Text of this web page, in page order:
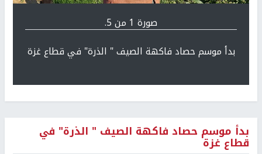
صورة 1 من 5.
بدأ موسم حصاد فاكهة الصيف " الذرة" في قطاع غزة
بدأ موسم حصاد فاكهة الصيف " الذرة" في
قطاع غزة